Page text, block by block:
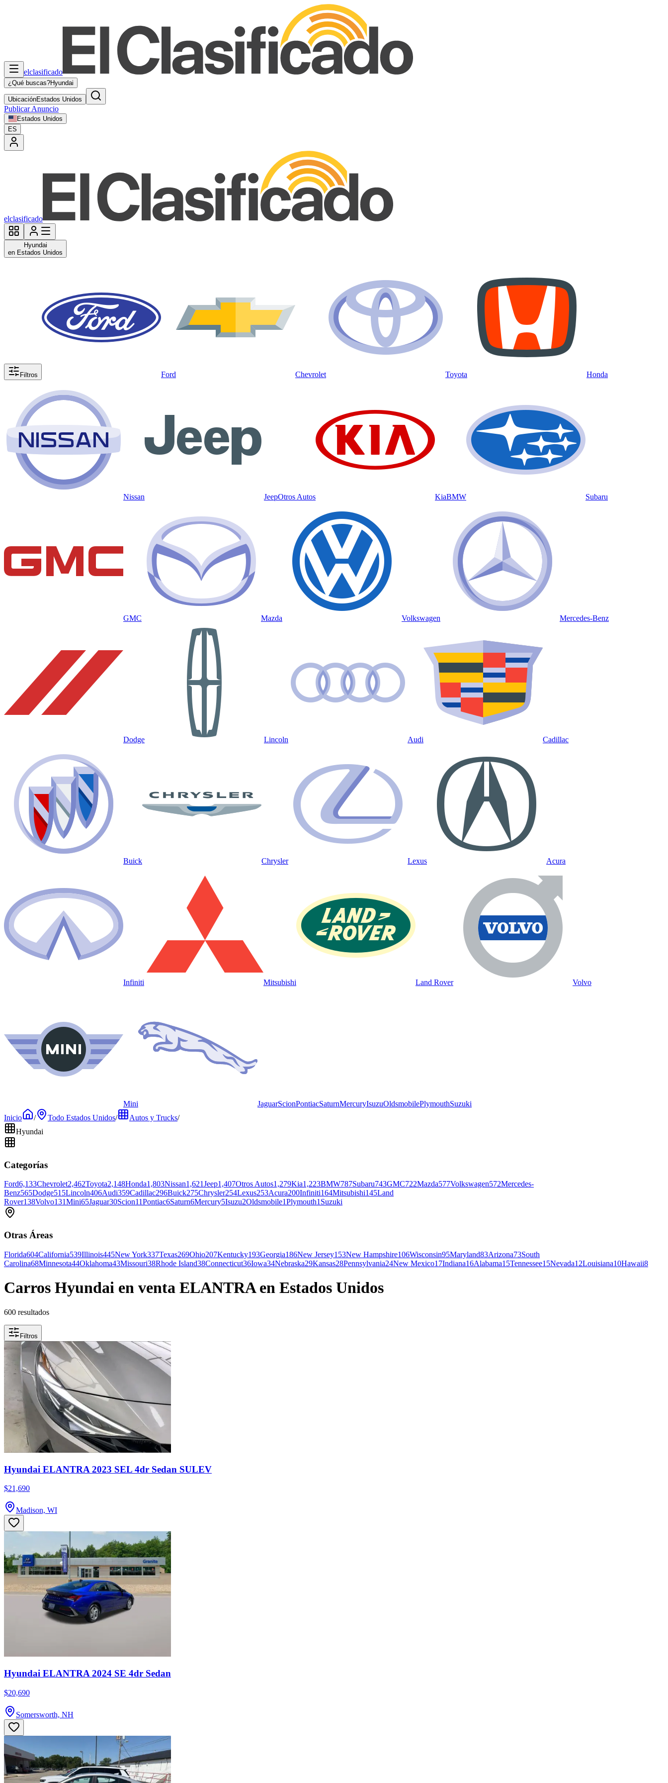
elclasificado
¿Qué buscas?Hyundai
UbicaciónEstados Unidos
Publicar Anuncio
Estados Unidos
ES
elclasificado
Hyundai
en Estados Unidos
Filtros Ford Chevrolet Toyota Honda
Nissan JeepOtros Autos KiaBMW Subaru
GMC Mazda Volkswagen Mercedes-Benz
Dodge Lincoln Audi Cadillac
Buick Chrysler Lexus Acura
Infiniti Mitsubishi Land Rover Volvo
Mini JaguarScionPontiacSaturnMercuryIsuzuOldsmobilePlymouthSuzuki
Inicio
/ Todo Estados Unidos/ Autos y Trucks/
Hyundai
Categorías
Ford6,133Chevrolet2,462Toyota2,148Honda1,803Nissan1,621Jeep1,407Otros Autos1,279Kia1,223BMW787Subaru743GMC722Mazda577Volkswagen572Mercedes-
Benz565Dodge515Lincoln406Audi359Cadillac296Buick275Chrysler254Lexus253Acura200Infiniti164Mitsubishi145Land
Rover138Volvo131Mini65Jaguar30Scion11Pontiac6Saturn6Mercury5Isuzu2Oldsmobile1Plymouth1Suzuki
Otras Áreas
Florida604California539Illinois445New York337Texas269Ohio207Kentucky193Georgia186New Jersey153New Hampshire106Wisconsin95Maryland83Arizona73South
Carolina68Minnesota44Oklahoma43Missouri38Rhode Island38Connecticut36Iowa34Nebraska29Kansas28Pennsylvania24New Mexico17Indiana16Alabama15Tennessee15Nevada12Louisiana10Hawaii8
Carros Hyundai en venta ELANTRA en Estados Unidos
600 resultados
Filtros
Hyundai ELANTRA 2023 SEL 4dr Sedan SULEV
$21,690
Madison, WI
Hyundai ELANTRA 2024 SE 4dr Sedan
$20,690
Somersworth, NH